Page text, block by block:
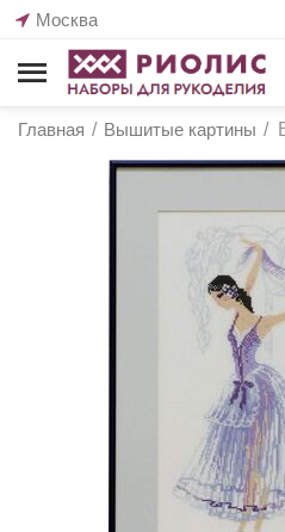
Москва
Главная / Вышитые картины /